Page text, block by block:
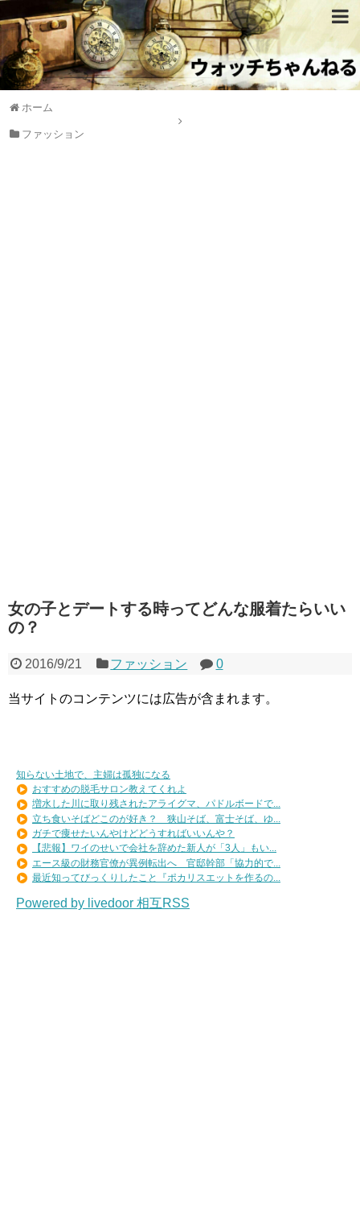
ホーム
ファッション
女の子とデートする時ってどんな服着たらいい
の？
2016/9/21 ファッション 0
当サイトのコンテンツには広告が含まれます。
知らない土地で、主婦は孤独になる
おすすめの脱毛サロン教えてくれよ
増水した川に取り残されたアライグマ、パドルボードで...
立ち食いそばどこのが好き？ 狭山そば、富士そば、ゆ...
ガチで痩せたいんやけどどうすればいいんや？
【悲報】ワイのせいで会社を辞めた新人が「3人」もい...
エース級の財務官僚が異例転出へ 官邸幹部「協力的で...
最近知ってびっくりしたこと『ポカリスエットを作るの...
Powered by livedoor 相互RSS